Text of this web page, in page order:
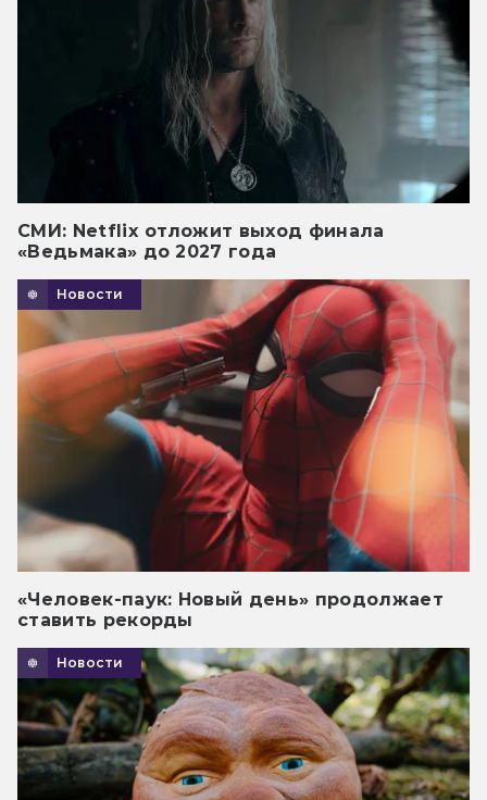
СМИ: Netflix отложит выход финала
«Ведьмака» до 2027 года
Новости
«Человек-паук: Новый день» продолжает
ставить рекорды
Новости